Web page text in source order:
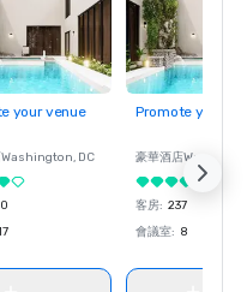
your venue
Washington, DC
Promote your
豪華酒店
客房: 237
會議室: 8